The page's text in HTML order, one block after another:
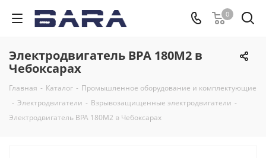
0
Электродвигатель ВРА 180M2 в
Чебоксарах
Главная - Каталог - Промышленное оборудование и комплектующие
- Электродвигатели - Взрывозащищенные электродвигатели -
Электродвигатель ВРА 180M2 в Чебоксарах